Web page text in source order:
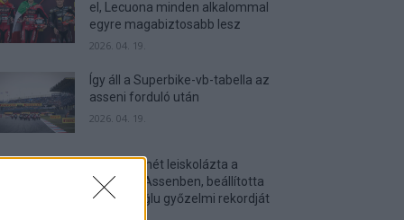
el, Lecuona minden alkalommal
egyre magabiztosabb lesz
2026. 04. 19.
Így áll a Superbike-vb-tabella az
asseni forduló után
2026. 04. 19.
Bulega ismét leiskolázta a
mezőnyt Assenben, beállította
Razgatlıoğlu győzelmi rekordját